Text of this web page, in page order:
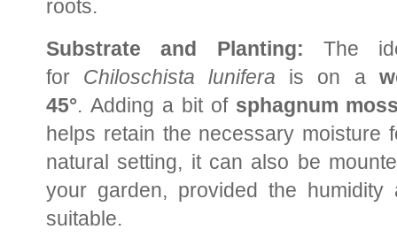
roots.
Substrate and Planting: The
for Chiloschista lunifera is on a
45°. Adding a bit of sphagnum
helps retain the necessary moisture
natural setting, it can also be
your garden, provided the humidity
suitable.